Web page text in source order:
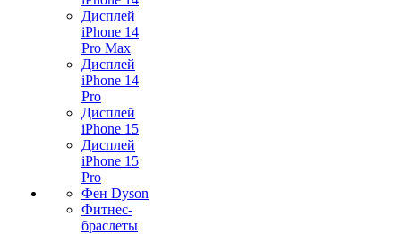
Дисплей
iPhone 14
Pro Max
Дисплей
iPhone 14
Pro
Дисплей
iPhone 15
Дисплей
iPhone 15
Pro
Фен Dyson
Фитнес-
браслеты